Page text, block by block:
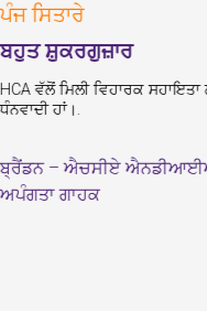
ਵਿਹਾਰਕ ਸਹਾਇਤਾ ਲਈ ਬਹੁਤ
ਐਚਸੀਏ ਐਨਡੀਆਈਐਸ ਅਤੇ